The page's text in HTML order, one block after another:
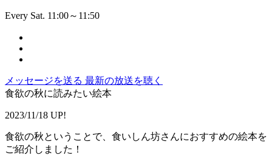
Every Sat. 11:00～11:50
メッセージを送る 最新の放送を聴く
食欲の秋に読みたい絵本
2023/11/18 UP!
食欲の秋ということで、食いしん坊さんにおすすめの絵本を
ご紹介しました！